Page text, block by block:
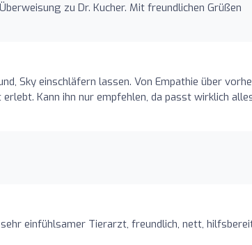
zu Dr. Kucher. Mit freundlichen Grüßen
Sky einschläfern lassen. Von Empathie über
Kann ihn nur empfehlen, da passt wirklich
einfühlsamer Tierarzt, freundlich, nett,